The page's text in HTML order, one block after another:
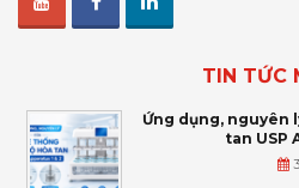
TIN TỨC
Ứng dụng, nguyên
tan USP